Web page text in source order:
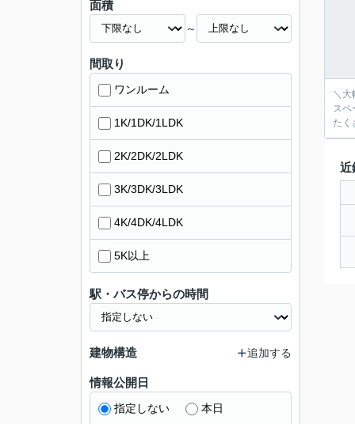
＼
ス
た
近
面積
～
間取り
ワンルーム
1K/1DK/1LDK
2K/2DK/2LDK
3K/3DK/3LDK
4K/4DK/4LDK
5K以上
駅・バス停からの時間
建物構造 追加する
情報公開日
指定しない 本日